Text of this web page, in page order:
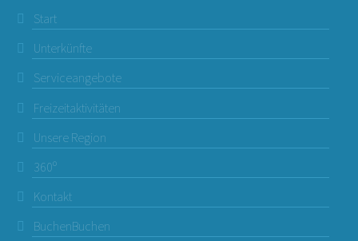
Start
Unterkünfte
Serviceangebote
Freizeitaktivitäten
Unsere Region
360º
Kontakt
BuchenBuchen